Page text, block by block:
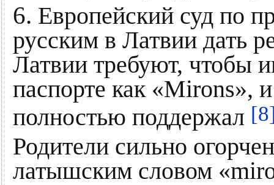
6. Европейский суд по
русским в Латвии дать
Латвии требуют, чтобы
паспорте как «Mirons»,
полностью поддержал
Родители сильно
латышским словом